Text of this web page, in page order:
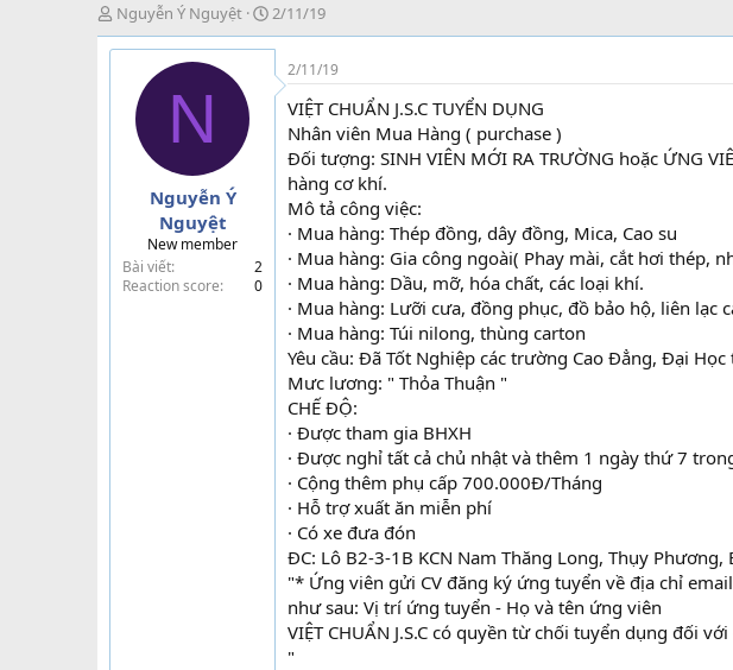
T
h
r
Nguyễn Ý Nguyệt
N
g
à
y
g
2/11/19
N
Nguyễn Ý
Nguyệt
New member
Bài viết
2
Reaction score
0
2/11/19
VIỆT CHUẨN J.S.C TUYỂN DỤNG
Nhân viên Mua Hàng ( purchase )
Đối tượng: SINH VIÊN MỚI RA TRƯỜNG hoặc ỨNG
hàng cơ khí.
Mô tả công việc:
· Mua hàng: Thép đồng, dây đồng, Mica, Cao su
· Mua hàng: Gia công ngoài( Phay mài, cắt hơi thép,
· Mua hàng: Dầu, mỡ, hóa chất, các loại khí.
· Mua hàng: Lưỡi cưa, đồng phục, đồ bảo hộ, liên lạc
· Mua hàng: Túi nilong, thùng carton
Yêu cầu: Đã Tốt Nghiệp các trường Cao Đẳng, Đại
Mưc lương: " Thỏa Thuận "
CHẾ ĐỘ:
· Được tham gia BHXH
· Được nghỉ tất cả chủ nhật và thêm 1 ngày thứ 7
· Cộng thêm phụ cấp 700.000Đ/Tháng
· Hỗ trợ xuất ăn miễn phí
· Có xe đưa đón
ĐC: Lô B2-3-1B KCN Nam Thăng Long, Thụy Phương,
"* Ứng viên gửi CV đăng ký ứng tuyển về địa chỉ
như sau: Vị trí ứng tuyển - Họ và tên ứng viên
VIỆT CHUẨN J.S.C có quyền từ chối tuyển dụng đối
"